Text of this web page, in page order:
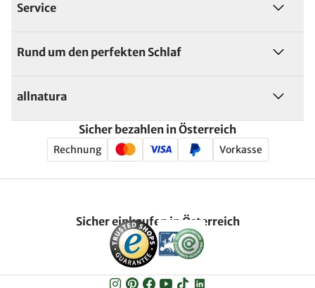
Service
Rund um den perfekten Schlaf
allnatura
Sicher bezahlen in Österreich
Rechnung Vorkasse
Sicher einkaufen in Österreich